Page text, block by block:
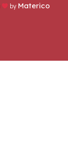
by Materico